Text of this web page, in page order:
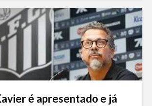
é apresentado e já